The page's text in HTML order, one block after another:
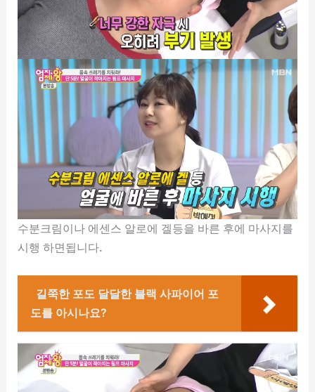
수분크림이나 에센스 알로에 겔등을 바른 후에 마사지를
시행 하면됩니다.
길쭉한 포도 달달한 블랙 사파이어 포
도를 아시나요?